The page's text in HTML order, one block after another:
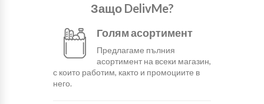
Защо DelivMe?
Голям асортимент
Предлагаме пълния
асортимент на всеки магазин,
с които работим, както и промоциите в
него.